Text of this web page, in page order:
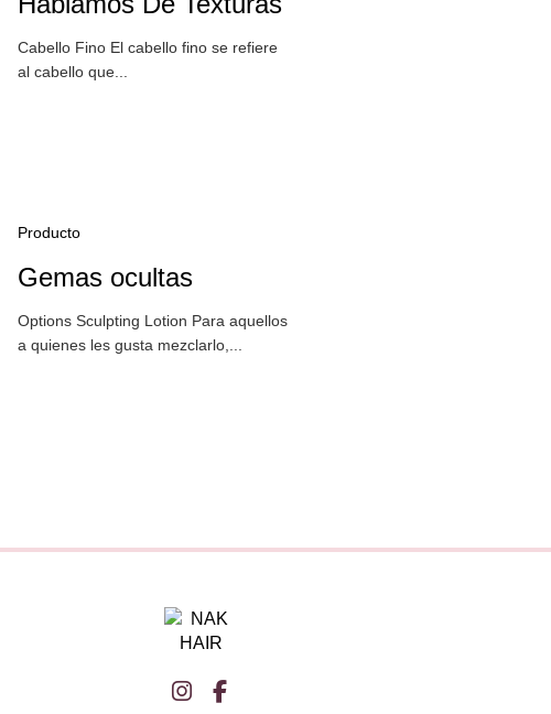
Cabello Fino El cabello fino se refiere
al cabello que...
Producto
Gemas ocultas
Options Sculpting Lotion Para aquellos
a quienes les gusta mezclarlo,...